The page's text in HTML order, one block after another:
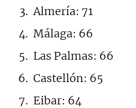
Almería: 71
Málaga: 66
Las Palmas: 66
Castellón: 65
Eibar: 64